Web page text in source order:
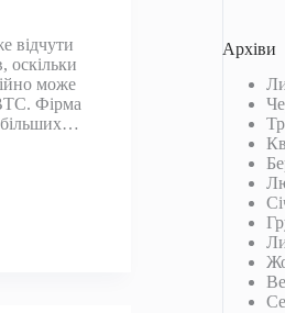
відчути
оскільки
може
Фірма
Архіви